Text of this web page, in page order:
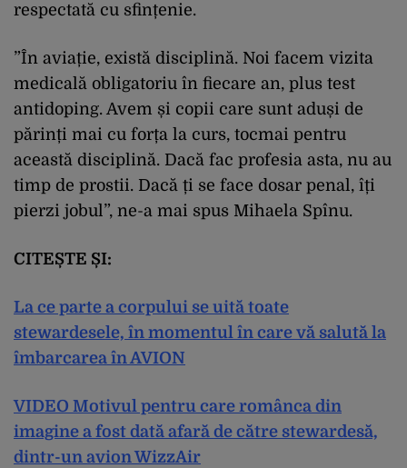
respectată cu sfințenie.
”În aviație, există disciplină. Noi facem vizita
medicală obligatoriu în fiecare an, plus test
antidoping. Avem și copii care sunt aduși de
părinți mai cu forța la curs, tocmai pentru
această disciplină. Dacă fac profesia asta, nu au
timp de prostii. Dacă ți se face dosar penal, îți
pierzi jobul”, ne-a mai spus Mihaela Spînu.
CITEȘTE ȘI:
La ce parte a corpului se uită toate
stewardesele, în momentul în care vă salută la
îmbarcarea în AVION
VIDEO Motivul pentru care românca din
imagine a fost dată afară de către stewardesă,
dintr-un avion WizzAir